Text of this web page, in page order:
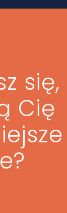
się,
Cię